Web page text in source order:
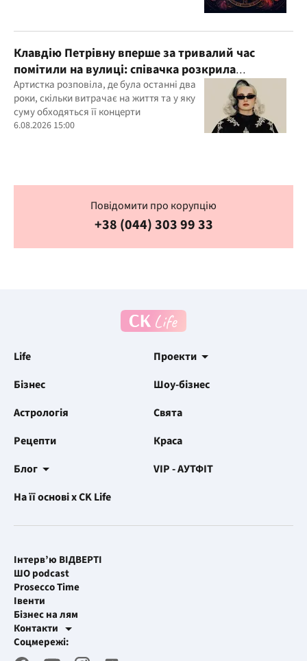
Клавдію Петрівну вперше за тривалий час
помітили на вулиці: співачка розкрила
подробиці свого життя
Артистка розповіла, де була останні два
роки, скільки витрачає на життя та у яку
суму обходяться її концерти
6.08.2026 15:00
Повідомити про корупцію
+38 (044) 303 99 33
Life
Проекти
Бізнес
Шоу-бізнес
Астрологія
Свята
Рецепти
Краса
Блог
VIP - АУТФІТ
На її основі x CK Life
Інтерв’ю ВІДВЕРТІ
ШО podcast
Prosecco Time
Івенти
Бізнес на лям
Контакти
Рекламні інтеграції
Робоча пошта
Соцмережі: